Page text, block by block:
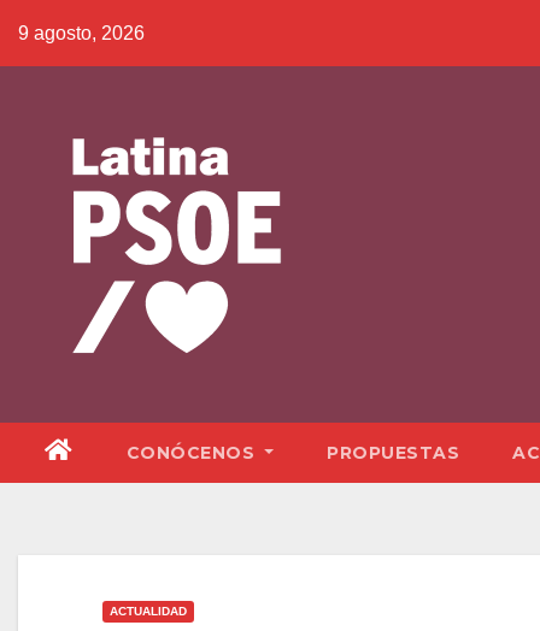
9 agosto, 2026
CONÓCENOS PROPUESTAS
ACTUALIDAD